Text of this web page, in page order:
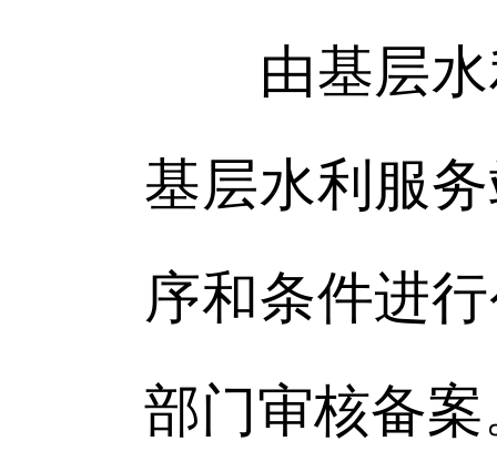
由基层水
基层水利服
序和条件进
部门审核备